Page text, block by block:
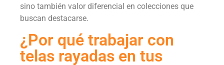
sino también valor diferencial en colecciones que
buscan destacarse.
¿Por qué trabajar con
telas rayadas en tus